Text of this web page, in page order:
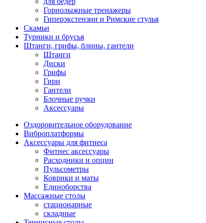
Горнолыжные тренажеры
Гиперэкстензии и Римские стулья
Скамьи
Турники и брусья
Штанги, грифы, блины, гантели
Штанги
Диски
Грифы
Гири
Гантели
Блочные ручки
Аксессуары
Оздоровительное оборудование
Виброплатформы
Аксессуары для фитнеса
Фитнес аксессуары
Расходники и опции
Пульсометры
Коврики и маты
Единоборства
Массажные столы
стационарные
складные